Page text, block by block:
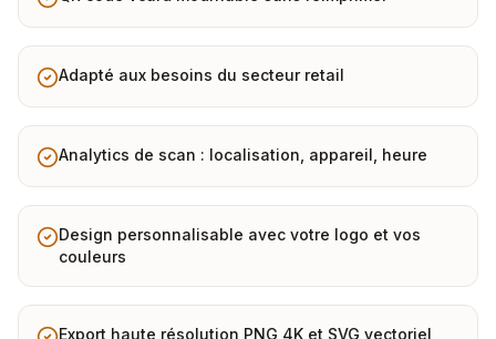
Adapté aux besoins du secteur retail
Analytics de scan : localisation, appareil, heure
Design personnalisable avec votre logo et vos
couleurs
Export haute résolution PNG 4K et SVG vectoriel